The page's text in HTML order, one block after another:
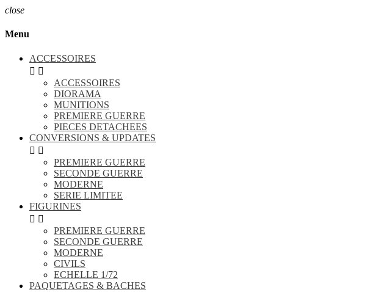
close
Menu
ACCESSOIRES
 
ACCESSOIRES
DIORAMA
MUNITIONS
PREMIERE GUERRE
PIECES DETACHEES
CONVERSIONS & UPDATES
 
PREMIERE GUERRE
SECONDE GUERRE
MODERNE
SERIE LIMITEE
FIGURINES
 
PREMIERE GUERRE
SECONDE GUERRE
MODERNE
CIVILS
ECHELLE 1/72
PAQUETAGES & BACHES